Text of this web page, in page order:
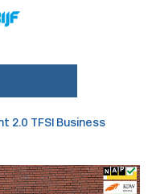
2.0 TFSI Business